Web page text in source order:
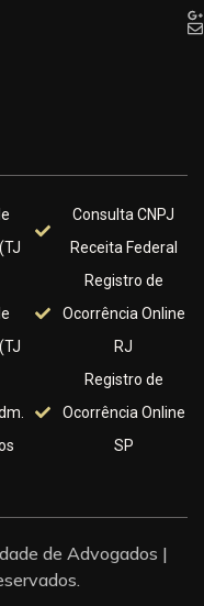
Consulta CNPJ
Receita Federal
Registro de
Ocorrência Online
RJ
Registro de
Ocorrência Online
SP
de Advogados |